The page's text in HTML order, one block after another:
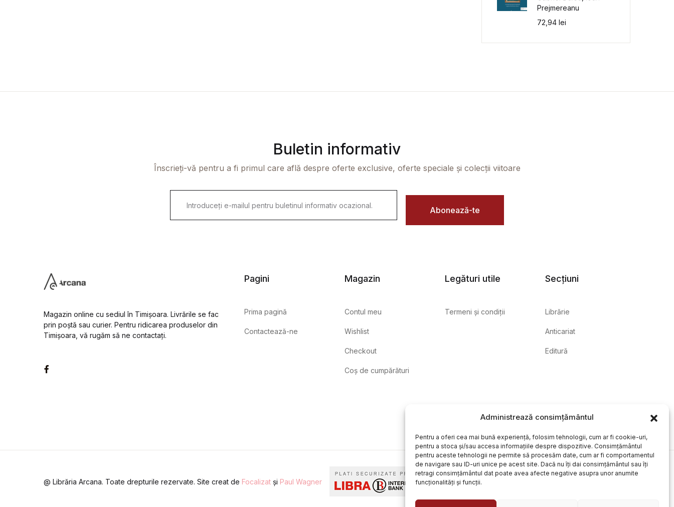
Administrează consimțământul
Pentru a oferi cea mai bună experiență, folosim tehnologii, cum ar fi cookie-uri,
pentru a stoca și/sau accesa informațiile despre dispozitive. Consimțământul
pentru aceste tehnologii ne permite să procesăm date, cum ar fi comportamentul
de navigare sau ID-uri unice pe acest site. Dacă nu îți dai consimțământul sau îți
retragi consimțământul dat poate avea afecte negative asupra unor anumite
funcționalități și funcții.
Prejmereanu
72,94lei
Buletin informativ
Înscrieți-vă pentru a fi primul care află despre oferte exclusive, oferte speciale și colecții viitoare
i
Abonează-te
Magazin online cu sediul în Timișoara. Livrările se fac
prin poștă sau curier. Pentru ridicarea produselor din
Timișoara, vă rugăm să ne contactați.
Pagini
Prima pagină
Contactează-ne
Magazin
Contul meu
Wishlist
Checkout
Coș de cumpărături
Legături utile
Termeni și condiții
Secțiuni
Librărie
Anticariat
Editură
@ Librăria Arcana. Toate drepturile rezervate. Site creat de Focalizat și Paul Wagner